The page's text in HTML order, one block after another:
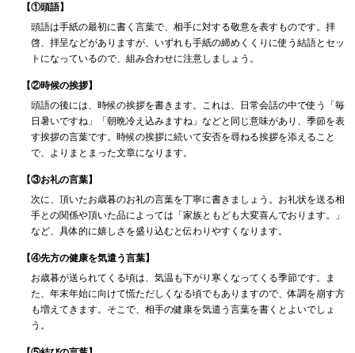
【①頭語】
頭語は手紙の最初に書く言葉で、相手に対する敬意を表すものです。拝
啓、拝呈などがありますが、いずれも手紙の締めくくりに使う結語とセッ
トになっているので、組み合わせに注意しましょう。
【②時候の挨拶】
頭語の後には、時候の挨拶を書きます。これは、日常会話の中で使う「毎
日暑いですね」「朝晩冷え込みますね」などと同じ意味があり、季節を表
す挨拶の言葉です。時候の挨拶に続いて安否を尋ねる挨拶を添えること
で、よりまとまった文章になります。
【③お礼の言葉】
次に、頂いたお歳暮のお礼の言葉を丁寧に書きましょう。お礼状を送る相
手との関係や頂いた品によっては「家族ともども大変喜んでおります。」
など、具体的に嬉しさを盛り込むと伝わりやすくなります。
【④先方の健康を気遣う言葉】
お歳暮が送られてくる頃は、気温も下がり寒くなってくる季節です。ま
た、年末年始に向けて慌ただしくなる頃でもありますので、体調を崩す方
も増えてきます。そこで、相手の健康を気遣う言葉を書くとよいでしょ
う。